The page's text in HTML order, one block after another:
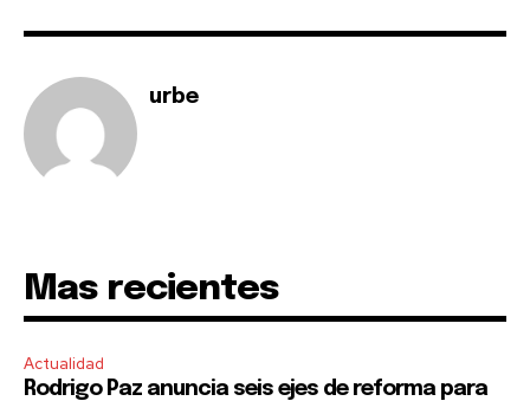
SUBSCRIBE
I've read and accept the
urbe
Mas recientes
Actualidad
Rodrigo Paz anuncia seis ejes de reforma para